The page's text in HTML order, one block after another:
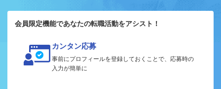
会員限定機能であなたの転職活動をアシスト！
カンタン応募
事前にプロフィールを登録しておくことで、応募時の
入力が簡単に